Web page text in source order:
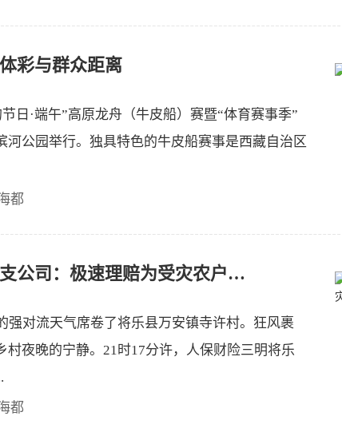
彩与群众距离
日·端午”高原龙舟（牛皮船）赛暨“体育赛事季”
河公园举行。独具特色的牛皮船赛事是西藏自治区
都
人保财险三明将乐支公司：极速理赔为受灾农户点亮希望
强对流天气席卷了将乐县万安镇寺许村。狂风裹
村夜晚的宁静。21时17分许，人保财险三明将乐
都